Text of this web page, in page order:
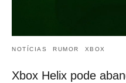
NOTÍCIAS RUMOR XBOX
Xbox Helix pode